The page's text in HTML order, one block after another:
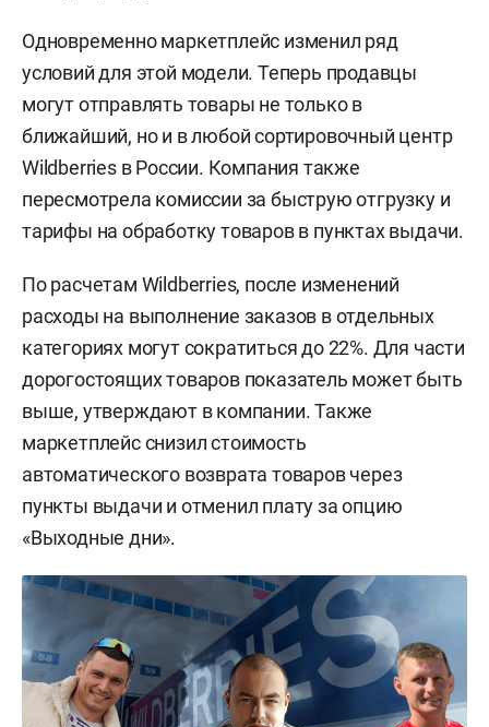
Одновременно маркетплейс изменил ряд
условий для этой модели. Теперь продавцы
могут отправлять товары не только в
ближайший, но и в любой сортировочный центр
Wildberries в России. Компания также
пересмотрела комиссии за быструю отгрузку и
тарифы на обработку товаров в пунктах выдачи.
По расчетам Wildberries, после изменений
расходы на выполнение заказов в отдельных
категориях могут сократиться до 22%. Для части
дорогостоящих товаров показатель может быть
выше, утверждают в компании. Также
маркетплейс снизил стоимость
автоматического возврата товаров через
пункты выдачи и отменил плату за опцию
«Выходные дни».